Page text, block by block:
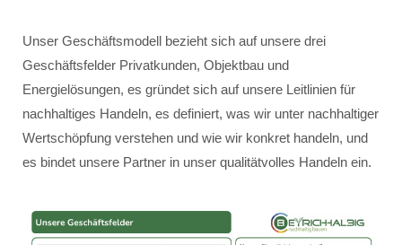
Unser Geschäftsmodell bezieht sich auf unsere drei
Geschäftsfelder Privatkunden, Objektbau und
Energielösungen, es gründet sich auf unsere Leitlinien für
nachhaltiges Handeln, es definiert, was wir unter nachhaltiger
Wertschöpfung verstehen und wie wir konkret handeln, und
es bindet unsere Partner in unser qualitätvolles Handeln ein.